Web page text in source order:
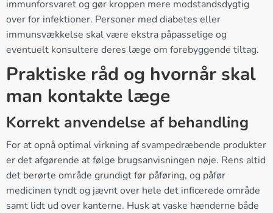
immunforsvaret og gør kroppen mere modstandsdygtig
over for infektioner. Personer med diabetes eller
immunsvækkelse skal være ekstra påpasselige og
eventuelt konsultere deres læge om forebyggende tiltag.
Praktiske råd og hvornår skal
man kontakte læge
Korrekt anvendelse af behandling
For at opnå optimal virkning af svampedræbende produkter
er det afgørende at følge brugsanvisningen nøje. Rens altid
det berørte område grundigt før påføring, og påfør
medicinen tyndt og jævnt over hele det inficerede område
samt lidt ud over kanterne. Husk at vaske hænderne både